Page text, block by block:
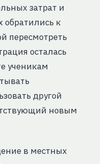
затрат и
обратились к
пересмотреть
осталась
ученикам
другой
новым
в местных